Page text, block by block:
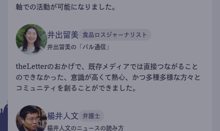
軸での活動が可能になりました。
井出留美 食品ロスジャーナリスト
井出留美の「パル通信」
theLetterのおかげで、既存メディアでは直接つながること
のできなかった、意識が高くて熱心、かつ多種多様な方々と
コミュニティを創ることができました。
楊井人文 弁護士
楊井人文のニュースの読み方